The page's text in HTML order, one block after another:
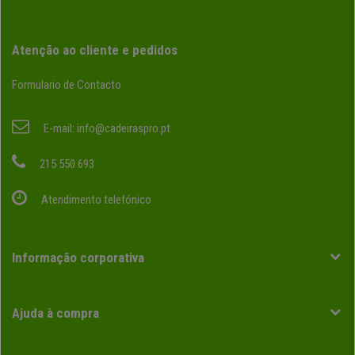
Atenção ao cliente e pedidos
Formulario de Contacto
E-mail: info@cadeiraspro.pt
215 550 693
Atendimento telefónico
Informação corporativa
Ajuda à compra